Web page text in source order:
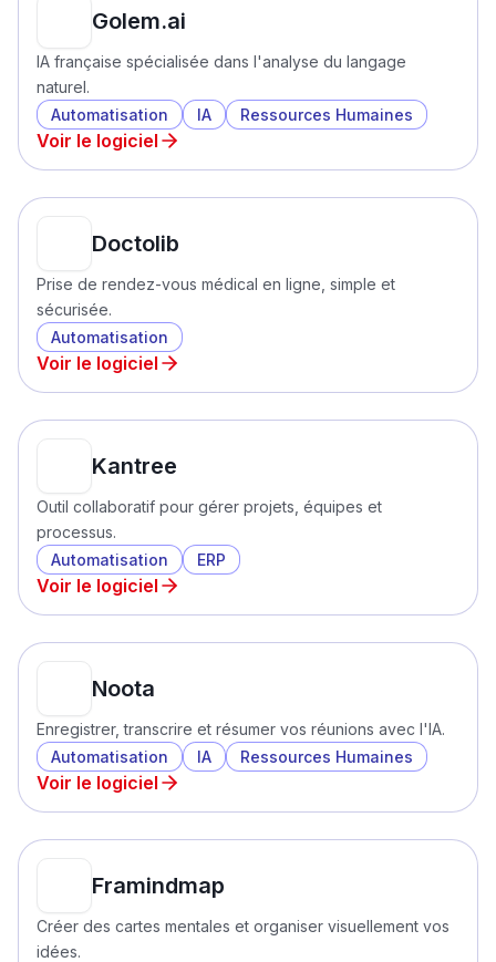
Golem.ai
IA française spécialisée dans l'analyse du langage
naturel.
Automatisation
IA Ressources Humaines
Voir le logiciel
Doctolib
Prise de rendez-vous médical en ligne, simple et
sécurisée.
Automatisation
Voir le logiciel
Kantree
Outil collaboratif pour gérer projets, équipes et
processus.
Automatisation
ERP
Voir le logiciel
Noota
Enregistrer, transcrire et résumer vos réunions avec l'IA.
Automatisation
IA Ressources Humaines
Voir le logiciel
Framindmap
Créer des cartes mentales et organiser visuellement vos
idées.